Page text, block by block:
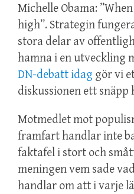
Michelle Obama:
high”. Strategin
stora delar av
hamna i en utveckling
DN-debatt idag gör vi
diskussionen ett snäpp
Motmedlet mot
framfart handlar inte
faktafel i stort och
meningen vem sade
handlar om att i varje